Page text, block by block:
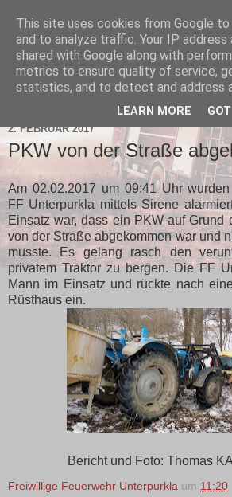
2. FEBRUAR 2017
PKW von der Straße
Am 02.02.2017 um 09:41 Uhr
FF Unterpurkla mittels Sirene
Einsatz war, dass ein PKW auf Grund
von der Straße abgekommen war und
musste. Es gelang rasch den
privatem Traktor zu bergen. Die FF
Mann im Einsatz und rückte nach
Rüsthaus ein.
Bericht und Foto: Thomas
Freiwillige Feuerwehr Unterpurkla um 11:20
This site uses cookies from Google
and to analyze traffic. Your IP address
shared with Google along with
metrics to ensure quality of service,
statistics, and to detect and address
LEARN MORE